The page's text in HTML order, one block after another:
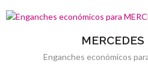
Enganches económicos